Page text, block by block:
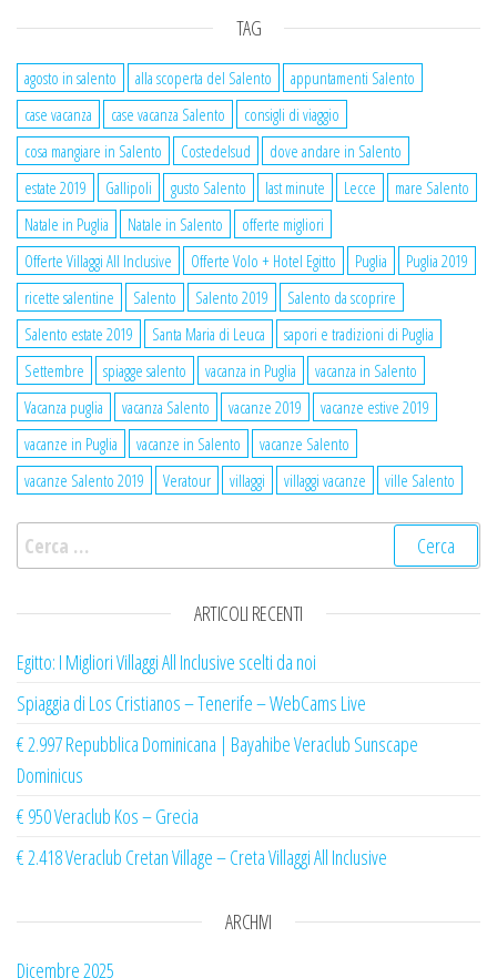
TAG
agosto in salento alla scoperta del Salento
appuntamenti Salento
case vacanza
case vacanza Salento
consigli di viaggio
cosa mangiare in Salento
Costedelsud
dove andare in Salento
estate 2019
Gallipoli gusto Salento last minute Lecce
mare Salento
Natale in Puglia
Natale in Salento
offerte migliori
Offerte Villaggi All Inclusive
Offerte Volo + Hotel Egitto Puglia
Puglia 2019
ricette salentine
Salento Salento 2019
Salento da scoprire
Salento estate 2019
Santa Maria di Leuca
sapori e tradizioni di Puglia
Settembre
spiagge salento vacanza in Puglia
vacanza in Salento
Vacanza puglia
vacanza Salento vacanze 2019
vacanze estive 2019
vacanze in Puglia
vacanze in Salento
vacanze Salento
vacanze Salento 2019
Veratour villaggi villaggi vacanze ville Salento
Ricerca per:
ARTICOLI RECENTI
Egitto: I Migliori Villaggi All Inclusive scelti da noi
Spiaggia di Los Cristianos – Tenerife – WebCams Live
€ 2.997 Repubblica Dominicana | Bayahibe Veraclub Sunscape
Dominicus
€ 950 Veraclub Kos – Grecia
€ 2.418 Veraclub Cretan Village – Creta Villaggi All Inclusive
ARCHIVI
Dicembre 2025